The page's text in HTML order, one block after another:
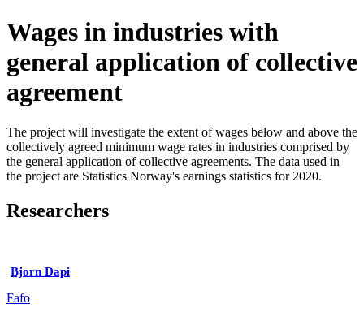
Wages in industries with
general application of collective
agreement
The project will investigate the extent of wages below and above the
collectively agreed minimum wage rates in industries comprised by
the general application of collective agreements. The data used in
the project are Statistics Norway's earnings statistics for 2020.
Researchers
Bjorn Dapi
Fafo